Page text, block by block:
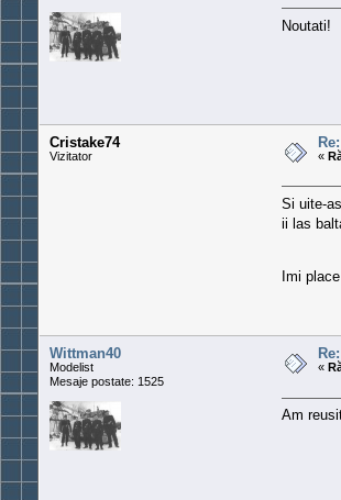
Noutati!
Cristake74
Vizitator «
Si uite-
ii las
Imi
Wittman40
Modelist
Mesaje postate: 1525
«
Am